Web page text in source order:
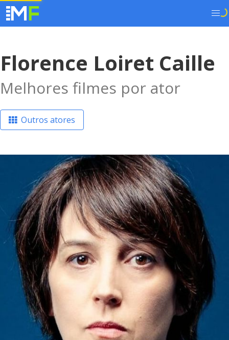
Florence Loiret Caille
Melhores filmes por ator
Outros atores